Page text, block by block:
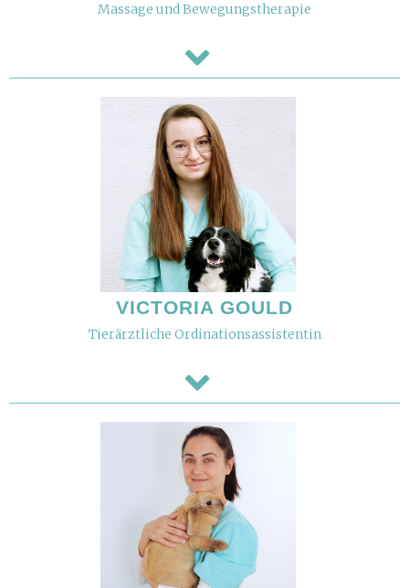
Massage und Bewegungstherapie
VICTORIA GOULD
Tierärztliche Ordinationsassistentin